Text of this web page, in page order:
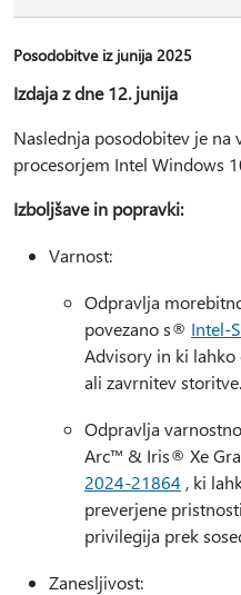
Posodobitve iz junija 2025
Izdaja z dne 12. junija
Naslednja posodobitev je na
procesorjem Intel Windows
Izboljšave in popravki:
Varnost:
Odpravlja
povezano s® Intel-
Advisory in ki
ali zavrnitev storitve.
Odpravlja
Arc™ & Iris® Xe
2024-21864 , ki
preverjene
privilegija prek
Zanesljivost: